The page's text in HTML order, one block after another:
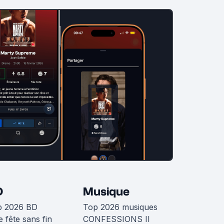
2026 BD
fête sans fin
Musique
Top 2026 musiques
CONFESSIONS II